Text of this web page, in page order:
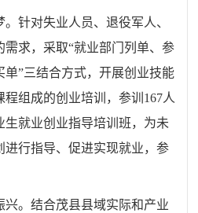
针对失业人员、退役军人、
求，采取“就业部门列单、参
”三结合方式，开展创业技能
程组成的创业培训，参训 167人
生就业创业指导培训班，为未
进行指导、促进实现就业，参
兴。结合茂县县域实际和产业